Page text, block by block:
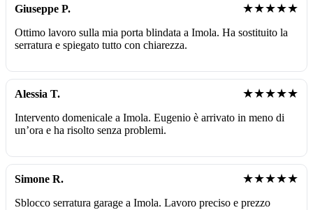
Giuseppe P. ★★★★★
Ottimo lavoro sulla mia porta blindata a Imola. Ha sostituito la
serratura e spiegato tutto con chiarezza.
Alessia T. ★★★★★
Intervento domenicale a Imola. Eugenio è arrivato in meno di
un’ora e ha risolto senza problemi.
Simone R. ★★★★★
Sblocco serratura garage a Imola. Lavoro preciso e prezzo